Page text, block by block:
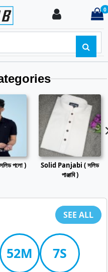
Login 0
পলো )
Solid Panjabi ( সলিড
পাঞ্জাবি )
52M 7S
SEE ALL